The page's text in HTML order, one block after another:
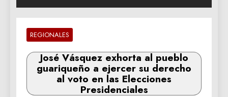
REGIONALES
José Vásquez exhorta al pueblo
guariqueño a ejercer su derecho
al voto en las Elecciones
Presidenciales